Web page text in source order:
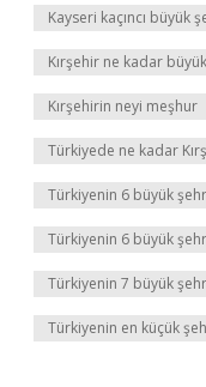
Kayseri kaçıncı büyük
Kırşehir ne kadar büyük
Kırşehirin neyi meşhur
Türkiyede ne kadar
Türkiyenin 6 büyük
Türkiyenin 6 büyük
Türkiyenin 7 büyük
Türkiyenin en küçük